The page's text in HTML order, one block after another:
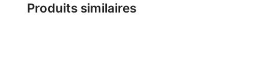
Produits similaires